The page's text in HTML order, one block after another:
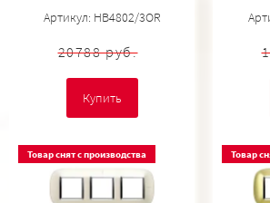
Артикул: HB4802/3OR
20788 руб.
Купить
Товар снят с производства Товар